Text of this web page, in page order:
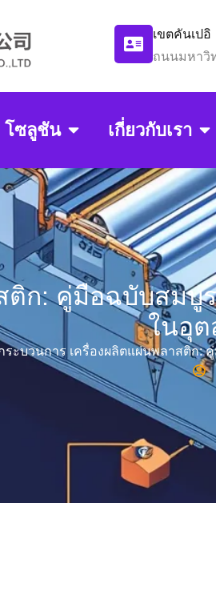
เขตคันเปอิ
ถนนมหาวิ
โซลูชัน เกี่ยวกับเรา
ติก: คู่มือฉบับสม
ในอุต
ระบวนการ เครื่องผลิตแผ่นพลาสติก: